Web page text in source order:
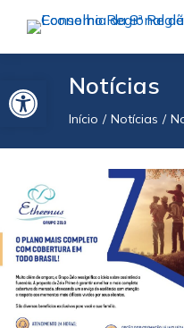
Barra de Ferramentas AbertaNotícias
Você está aqui:
Início Notícias